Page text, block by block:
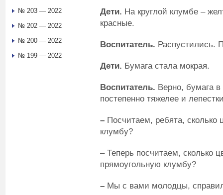
Дети. На круглой клумбе –
красные.
Воспитатель. Распустились.
Дети. Бумага стала мокрая.
Воспитатель. Верно, бумага в
постепенно тяжелее и
– Посчитаем, ребята, сколько
клумбу?
– Теперь посчитаем, сколько
прямоугольную клумбу?
– Мы с вами молодцы,
№ 203 — 2022
№ 202 — 2022
№ 200 — 2022
№ 199 — 2022